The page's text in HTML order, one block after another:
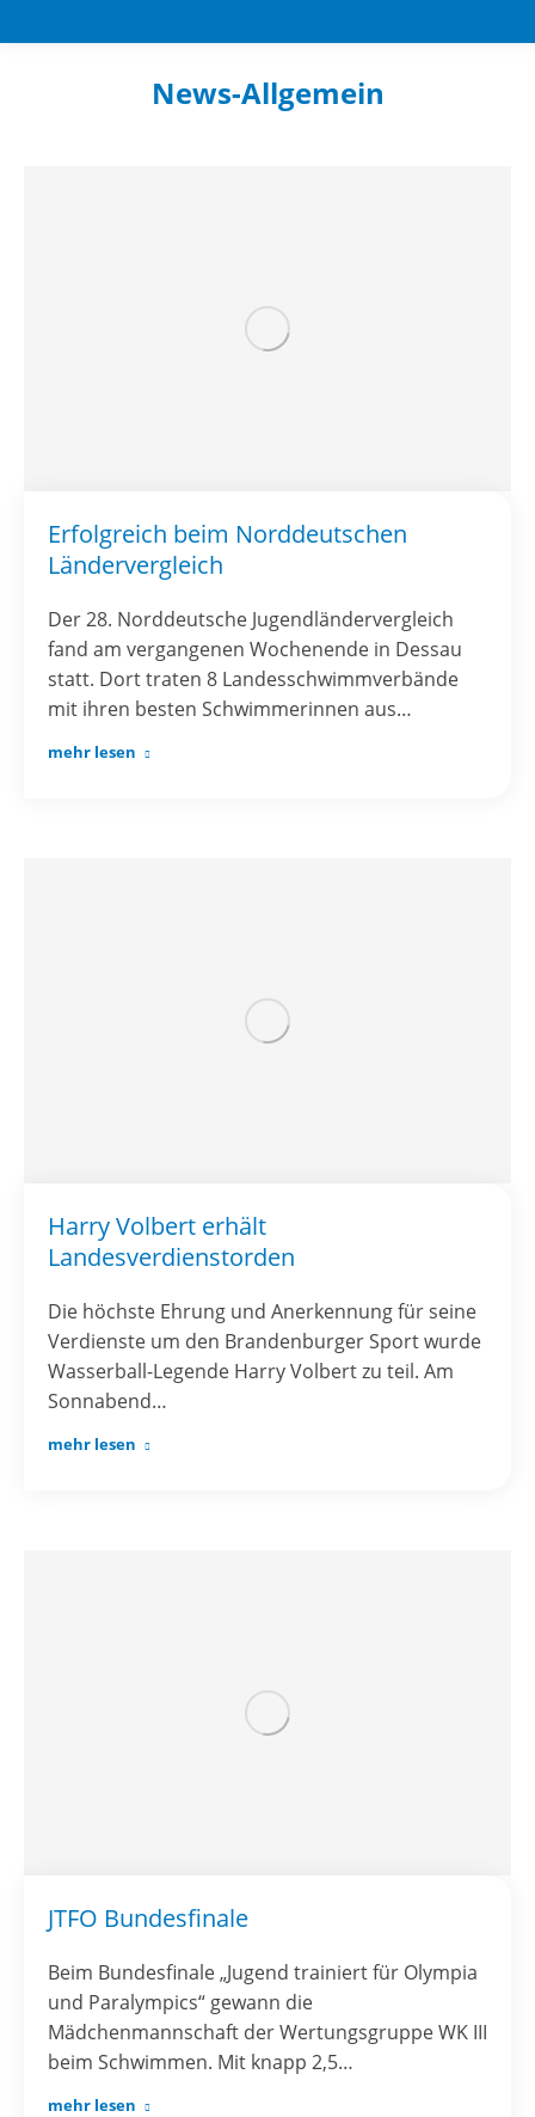
News-Allgemein
Erfolgreich beim Norddeutschen
Ländervergleich
Der 28. Norddeutsche Jugendländervergleich
fand am vergangenen Wochenende in Dessau
statt. Dort traten 8 Landesschwimmverbände
mit ihren besten Schwimmerinnen aus…
mehr lesen
Harry Volbert erhält
Landesverdienstorden
Die höchste Ehrung und Anerkennung für seine
Verdienste um den Brandenburger Sport wurde
Wasserball-Legende Harry Volbert zu teil. Am
Sonnabend…
mehr lesen
JTFO Bundesfinale
Beim Bundesfinale „Jugend trainiert für Olympia
und Paralympics“ gewann die
Mädchenmannschaft der Wertungsgruppe WK III
beim Schwimmen. Mit knapp 2,5…
mehr lesen